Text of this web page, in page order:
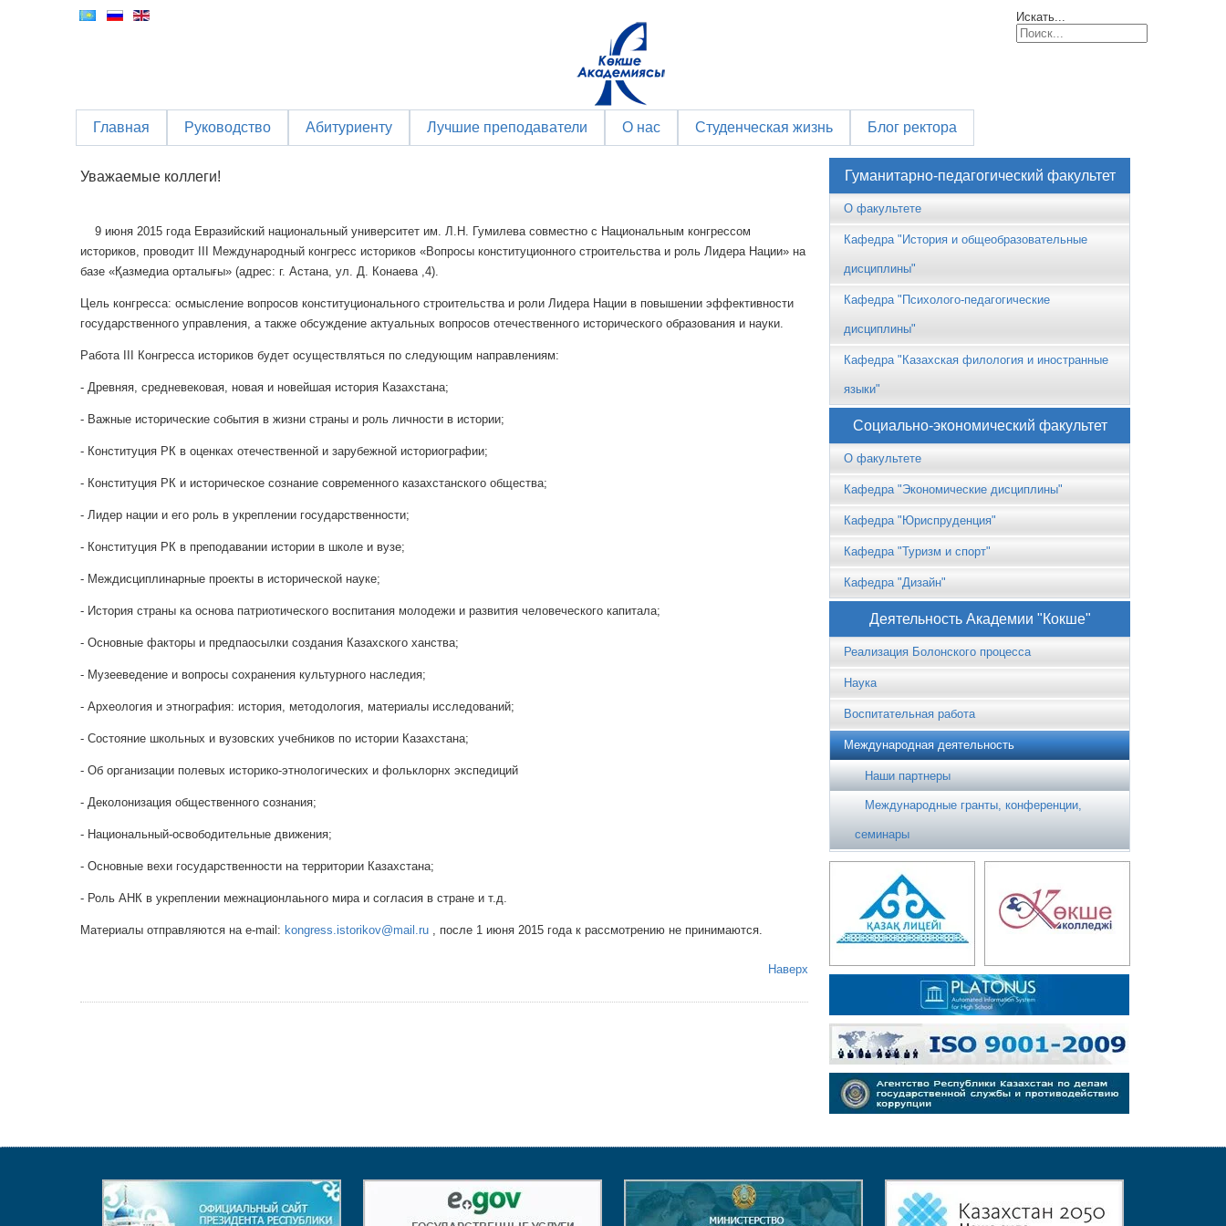
Искать...
Главная Руководство Абитуриенту Лучшие преподаватели О нас Студенческая жизнь Блог ректора
Уважаемые коллеги!
9 июня 2015 года Евразийский национальный университет им. Л.Н. Гумилева совместно с Национальным конгрессом
историков, проводит III Международный конгресс историков «Вопросы конституционного строительства и роль Лидера Нации» на
базе «Қазмедиа орталығы» (адрес: г. Астана, ул. Д. Конаева ,4).
Цель конгресса: осмысление вопросов конституционального строительства и роли Лидера Нации в повышении эффективности
государственного управления, а также обсуждение актуальных вопросов отечественного исторического образования и науки.
Работа III Конгресса историков будет осуществляться по следующим направлениям:
- Древняя, средневековая, новая и новейшая история Казахстана;
- Важные исторические события в жизни страны и роль личности в истории;
- Конституция РК в оценках отечественной и зарубежной историографии;
- Конституция РК и историческое сознание современного казахстанского общества;
- Лидер нации и его роль в укреплении государственности;
- Конституция РК в преподавании истории в школе и вузе;
- Междисциплинарные проекты в исторической науке;
- История страны ка основа патриотического воспитания молодежи и развития человеческого капитала;
- Основные факторы и предпаосылки создания Казахского ханства;
- Музееведение и вопросы сохранения культурного наследия;
- Археология и этнография: история, методология, материалы исследований;
- Состояние школьных и вузовских учебников по истории Казахстана;
- Об организации полевых историко-этнологических и фольклорнх экспедиций
- Деколонизация общественного сознания;
- Национальный-освободительные движения;
- Основные вехи государственности на территории Казахстана;
- Роль АНК в укреплении межнационлаьного мира и согласия в стране и т.д.
Материалы отправляются на e-mail: kongress.istorikov@mail.ru , после 1 июня 2015 года к рассмотрению не принимаются.
Наверх
Гуманитарно-педагогический факультет
О факультете
Кафедра "История и общеобразовательные
дисциплины"
Кафедра "Психолого-педагогические
дисциплины"
Кафедра "Казахская филология и иностранные
языки"
Социально-экономический факультет
О факультете
Кафедра "Экономические дисциплины"
Кафедра "Юриспруденция"
Кафедра "Туризм и спорт"
Кафедра "Дизайн"
Деятельность Академии "Кокше"
Реализация Болонского процесса
Наука
Воспитательная работа
Международная деятельность
Наши партнеры
Международные гранты, конференции,
семинары